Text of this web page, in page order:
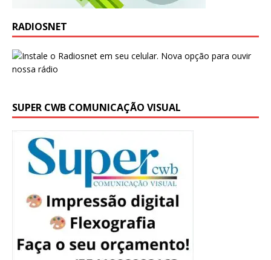
RADIOSNET
SUPER CWB COMUNICAÇÃO VISUAL